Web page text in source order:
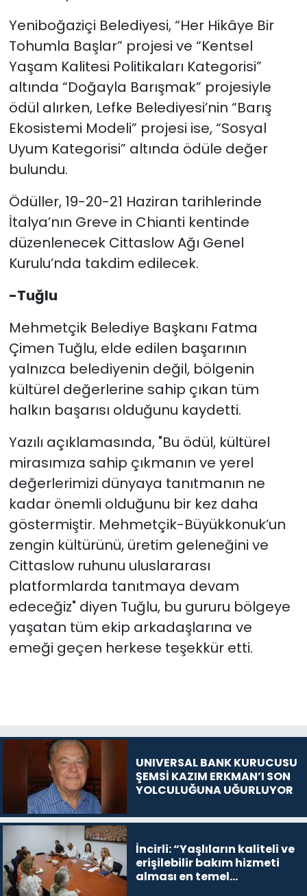
Yeniboğaziçi Belediyesi, “Her Hikâye Bir
Tohumla Başlar” projesi ve “Kentsel
Yaşam Kalitesi Politikaları Kategorisi”
altında “Doğayla Barışmak” projesiyle
ödül alırken, Lefke Belediyesi’nin “Barış
Ekosistemi Modeli” projesi ise, “Sosyal
Uyum Kategorisi” altında ödüle değer
bulundu.
Ödüller, 19-20-21 Haziran tarihlerinde
İtalya’nın Greve in Chianti kentinde
düzenlenecek Cittaslow Ağı Genel
Kurulu’nda takdim edilecek.
-Tuğlu
Mehmetçik Belediye Başkanı Fatma
Çimen Tuğlu, elde edilen başarının
yalnızca belediyenin değil, bölgenin
kültürel değerlerine sahip çıkan tüm
halkın başarısı olduğunu kaydetti.
Yazılı açıklamasında, "Bu ödül, kültürel
mirasımıza sahip çıkmanın ve yerel
değerlerimizi dünyaya tanıtmanın ne
kadar önemli olduğunu bir kez daha
göstermiştir. Mehmetçik-Büyükkonuk’un
zengin kültürünü, üretim geleneğini ve
Cittaslow ruhunu uluslararası
platformlarda tanıtmaya devam
edeceğiz" diyen Tuğlu, bu gururu bölgeye
yaşatan tüm ekip arkadaşlarına ve
emeği geçen herkese teşekkür etti.
UNIVERSAL BANK KURUCUSU
ŞEMSİ KAZIM ERKMAN’I SON
YOLCULUĞUNA UĞURLUYOR
İncirli: “Yaşlıların kaliteli ve
erişilebilir bakım hizmeti
alması en temel